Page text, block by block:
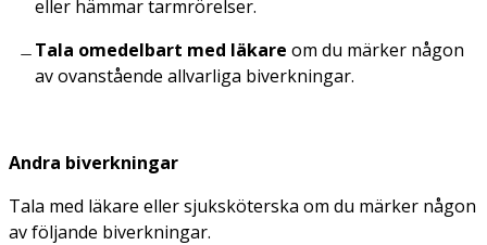
eller hämmar tarmrörelser.
Tala omedelbart med läkare om du märker någon
av ovanstående allvarliga biverkningar.
Andra biverkningar
Tala med läkare eller sjuksköterska om du märker någon
av följande biverkningar.